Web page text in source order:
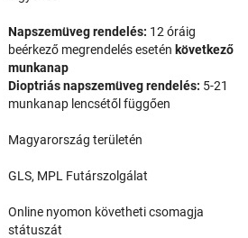
Napszemüveg rendelés: 12 óráig
beérkező megrendelés esetén következő
munkanap
Dioptriás napszemüveg rendelés: 5-21
munkanap lencsétől függően
Magyarország területén
GLS, MPL Futárszolgálat
Online nyomon követheti csomagja
státuszát